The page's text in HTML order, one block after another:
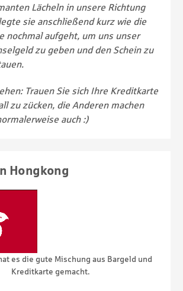
Lächeln in unsere Richtung
sie anschließend kurz wie die
nochmal aufgeht, um uns unser
zu geben und den Schein zu
Trauen Sie sich Ihre Kreditkarte
zu zücken, die Anderen machen
auch :)
Hongkong
es die gute Mischung aus Bargeld und
Kreditkarte gemacht.